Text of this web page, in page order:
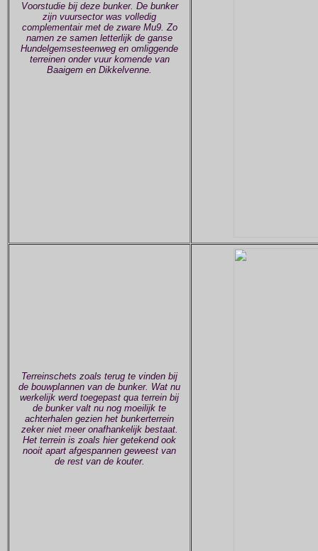
Voorstudie bij deze bunker. De bunker
zijn vuursector was volledig
complementair met de zware Mu9. Zo
namen ze samen letterlijk de ganse
Hundelgemsesteenweg en omliggende
terreinen onder vuur komende van
Baaigem en Dikkelvenne.
Terreinschets zoals terug te vinden bij
de bouwplannen van de bunker. Wat nu
werkelijk werd toegepast qua terrein bij
de bunker valt nu nog moeilijk te
achterhalen gezien het bunkerterrein
zeker niet meer onafhankelijk bestaat.
Het terrein is zoals hier getekend ook
nooit apart afgespannen geweest van
de rest van de kouter.